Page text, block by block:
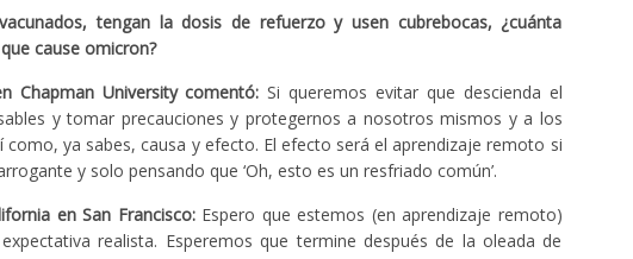
tengan la dosis de refuerzo y usen cubrebocas, ¿cuánta
cause omicron?
Chapman University comentó: Si queremos evitar que descienda el
y tomar precauciones y protegernos a nosotros mismos y a los
ya sabes, causa y efecto. El efecto será el aprendizaje remoto si
y solo pensando que ‘Oh, esto es un resfriado común’.
en San Francisco:Espero que estemos (en aprendizaje remoto)
realista. Esperemos que termine después de la oleada de